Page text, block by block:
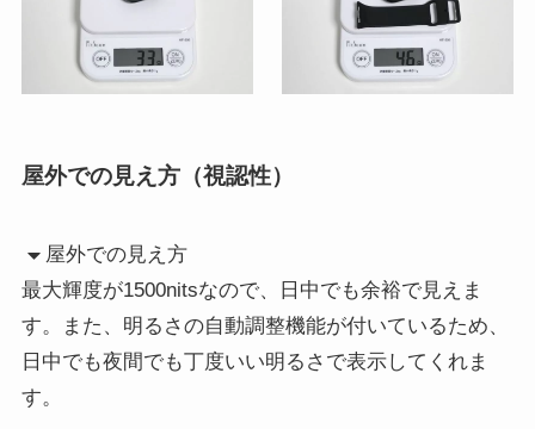
屋外での見え方（視認性）
屋外での見え方
最大輝度が1500nitsなので、日中でも余裕で見えま
す。また、明るさの自動調整機能が付いているため、
日中でも夜間でも丁度いい明るさで表示してくれま
す。